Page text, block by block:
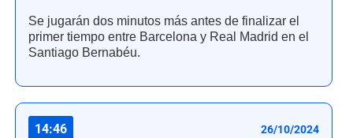
Se jugarán dos minutos más antes de finalizar el
primer tiempo entre Barcelona y Real Madrid en el
Santiago Bernabéu.
14:46 26/10/2024